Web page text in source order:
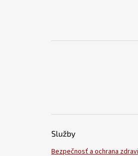
Služby
Bezpečnosť a ochrana